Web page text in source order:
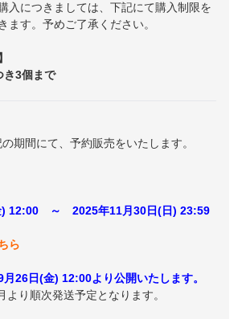
入につきましては、下記にて購入制限を
ます。予めご了承ください。
3個まで
期間にて、予約販売をいたします。
) 12:00 ～ 2025年11月30日(日) 23:59
ら
月26日(金) 12:00より公開いたします。
り順次発送予定となります。